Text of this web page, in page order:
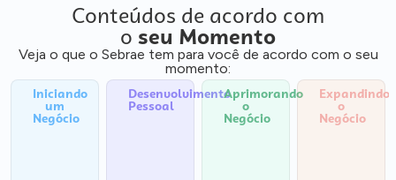
Conteúdos de acordo com
o seu Momento
Veja o que o Sebrae tem para você de acordo com o seu
momento:
Iniciando
um
Negócio
Desenvolvimento
Pessoal
Aprimorando
o
Negócio
Expandindo
o
Negócio